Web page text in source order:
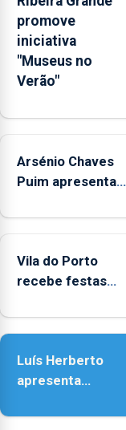
anunciou
o
Governo
Regional.
promove
iniciativa
"Museus no
Verão"
Arsénio Chaves
Puim apresenta
Biblioteca de Vila
Vila do Porto
recebe festas
Nossa Senhora
Luís Herberto
apresenta
Paisagem’